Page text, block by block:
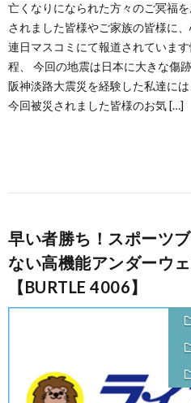
亡くなりになられた方々のご冥福
されました皆様やご家族の皆様に
連日マスコミにて報道されていま
程、 今回の地震は日本に大きな傷
阪神淡路大震災を経験した私達に
今回被災されました皆様のお気 […]
早い者勝ち！スポーツ
ない高機能アンダーウ
【BURTLE 4006】